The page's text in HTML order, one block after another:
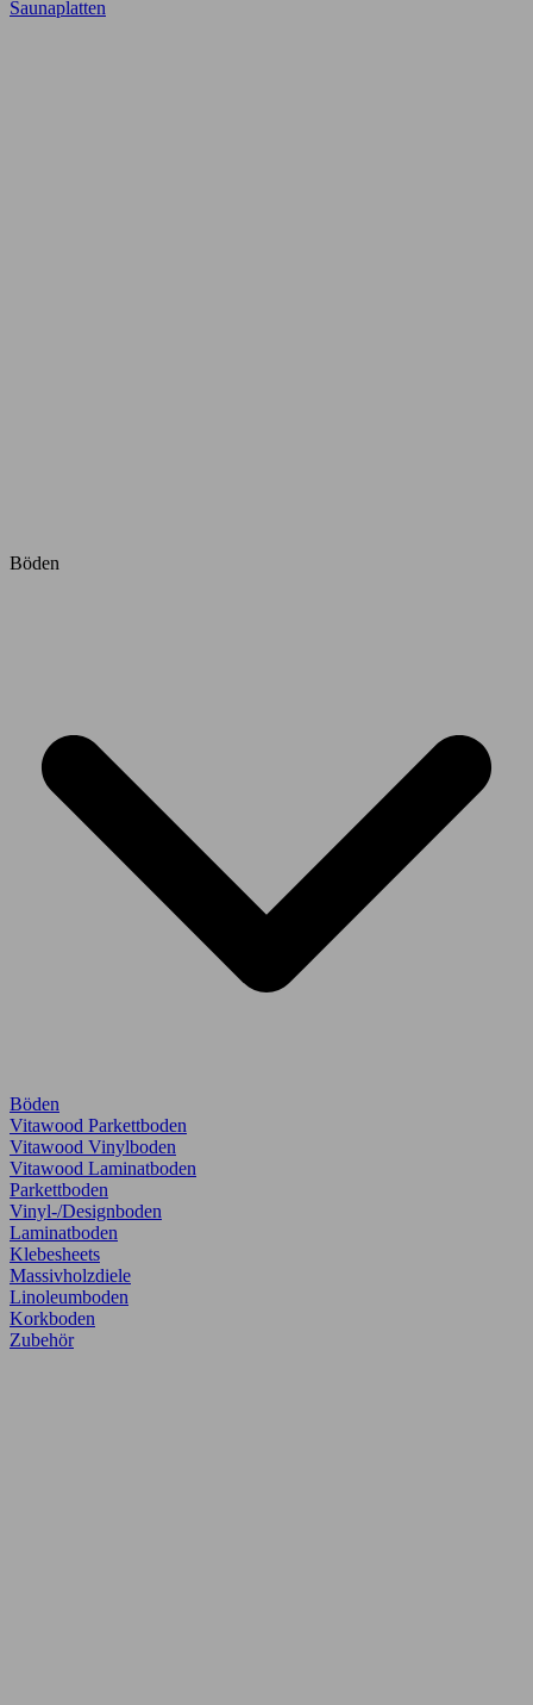
Saunaplatten
Böden
Böden
Vitawood Parkettboden
Vitawood Vinylboden
Vitawood Laminatboden
Parkettboden
Vinyl-/Designboden
Laminatboden
Klebesheets
Massivholzdiele
Linoleumboden
Korkboden
Zubehör